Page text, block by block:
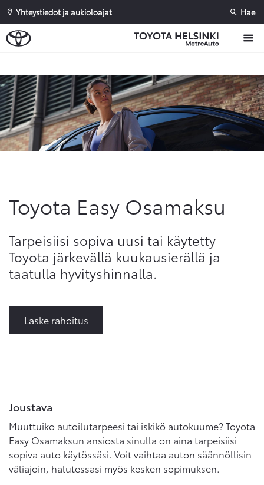
Yhteystiedot ja aukioloajat Hae
Toyota Easy Osamaksu
Tarpeisiisi sopiva uusi tai käytetty
Toyota järkevällä kuukausierällä ja
taatulla hyvityshinnalla.
Laske rahoitus
Joustava
Muuttuiko autoilutarpeesi tai iskikö autokuume? Toyota
Easy Osamaksun ansiosta sinulla on aina tarpeisiisi
sopiva auto käytössäsi. Voit vaihtaa auton säännöllisin
väliajoin, halutessasi myös kesken sopimuksen.